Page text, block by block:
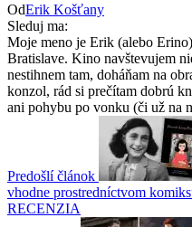
OdErik Košťany
Sleduj ma:
Moje meno je Erik (alebo
Bratislave. Kino navštevujem
nestihnem tam, doháňam na
konzol, rád si prečítam dobrú
ani pohybu po vonku (či už na
Predošlí článok
vhodne prostredníctvom
RECENZIA